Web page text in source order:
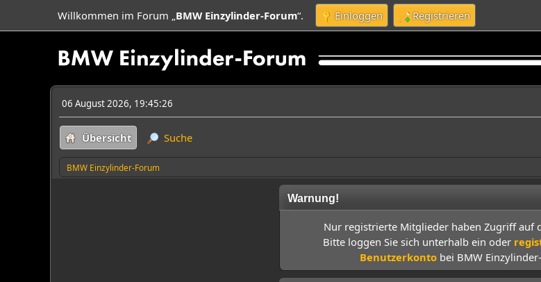
Willkommen im Forum „BMW Einzylinder-Forum“. Einloggen Registrieren
06 August 2026, 19:45:26
Übersicht Suche
BMW Einzylinder-Forum
Warnung!
Nur registrierte Mitglieder haben Zugriff auf
Bitte loggen Sie sich unterhalb ein oder
Benutzerkonto bei BMW